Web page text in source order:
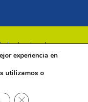
los derechos
experiencia en
utilizamos o
Cerrar el banner de